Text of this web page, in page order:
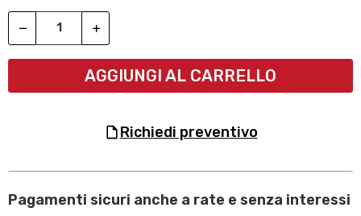
AGGIUNGI AL CARRELLO
richiedi preventivo
Pagamenti sicuri anche a rate e senza interessi